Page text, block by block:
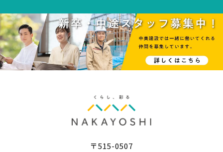
〒515-0507